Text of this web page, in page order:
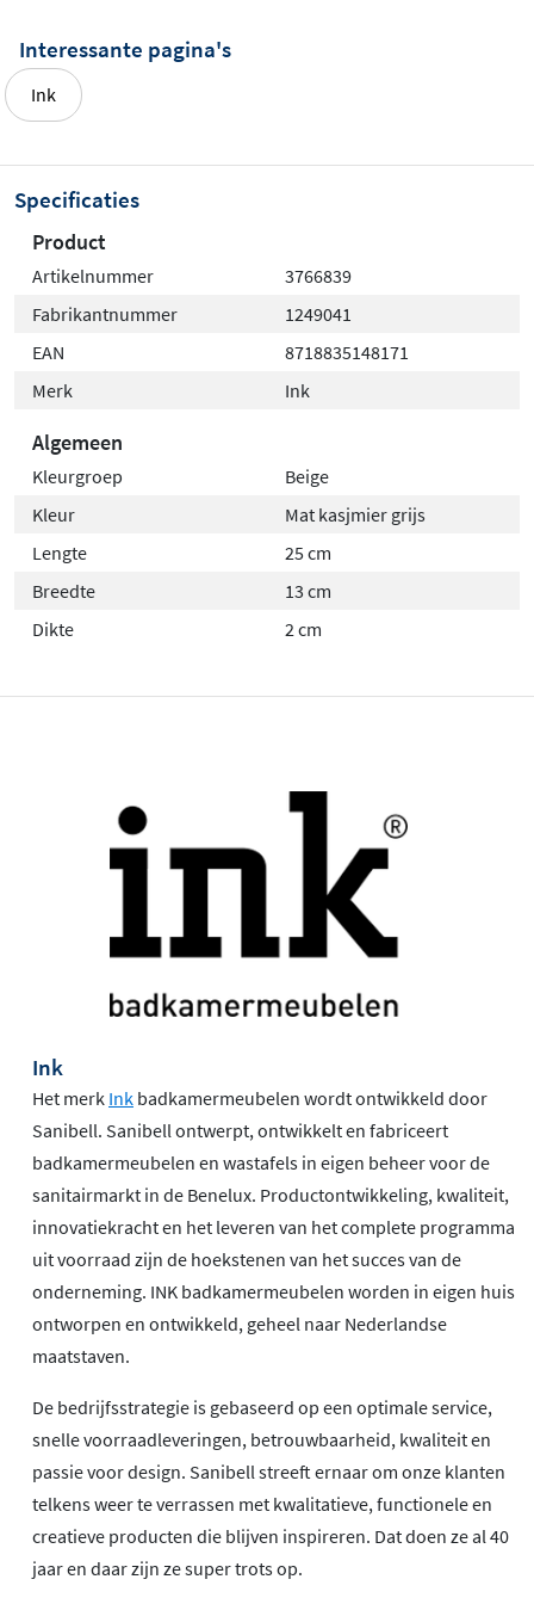
Perfect voor iedereen die zeker wil zijn van de juiste
kleur in de badkamer.
Interessante pagina's
Ink
Specificaties
Product
Artikelnummer
3766839
Fabrikantnummer
1249041
EAN
8718835148171
Merk
Ink
Algemeen
Kleurgroep
Beige
Kleur
Mat kasjmier grijs
Lengte
25 cm
Breedte
13 cm
Dikte
2 cm
Ink
Het merk Ink badkamermeubelen wordt ontwikkeld door
Sanibell. Sanibell ontwerpt, ontwikkelt en fabriceert
badkamermeubelen en wastafels in eigen beheer voor de
sanitairmarkt in de Benelux. Productontwikkeling, kwaliteit,
innovatiekracht en het leveren van het complete programma
uit voorraad zijn de hoekstenen van het succes van de
onderneming. INK badkamermeubelen worden in eigen huis
ontworpen en ontwikkeld, geheel naar Nederlandse
maatstaven.
De bedrijfsstrategie is gebaseerd op een optimale service,
snelle voorraadleveringen, betrouwbaarheid, kwaliteit en
passie voor design. Sanibell streeft ernaar om onze klanten
telkens weer te verrassen met kwalitatieve, functionele en
creatieve producten die blijven inspireren. Dat doen ze al 40
jaar en daar zijn ze super trots op.